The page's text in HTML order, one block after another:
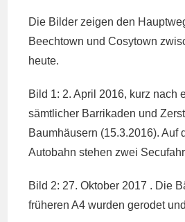
Die Bilder zeigen den
Beechtown und Cosytown
heute.
Bild 1: 2. April 2016, kurz nach
sämtlicher Barrikaden und
Baumhäusern (15.3.2016). Auf
Autobahn stehen zwei
Bild 2: 27. Oktober 2017 . Die
früheren A4 wurden gerodet